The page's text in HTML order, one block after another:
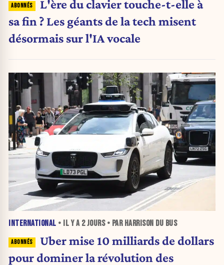
L'ère du clavier touche-t-elle à
sa fin ? Les géants de la tech misent
désormais sur l'IA vocale
INTERNATIONAL • IL Y A 2 JOURS• PAR HARRISON DU BUS
Uber mise 10 milliards de dollars
pour dominer la révolution des